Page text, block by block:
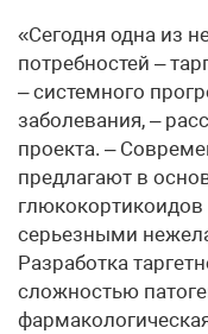
«Сегодня одна из
потребностей –
– системного
заболевания, –
проекта. –
предлагают в
серьезными
Разработка
сложностью